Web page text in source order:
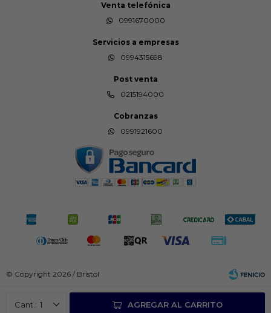
1 AGREGAR AL CARRITO
Venta telefónica
0991670000
Servicios a empresas
0994315698
Post venta
0215194000
Cobranzas
0991921600
© Copyright 2026 / Bristol